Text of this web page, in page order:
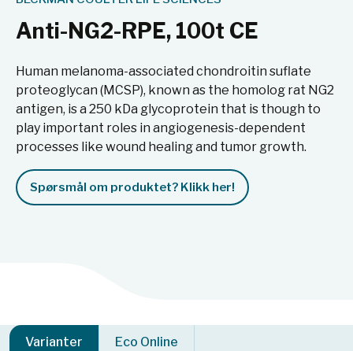
Anti-NG2-RPE, 100t CE
Human melanoma-associated chondroitin suflate
proteoglycan (MCSP), known as the homolog rat NG2
antigen, is a 250 kDa glycoprotein that is though to
play important roles in angiogenesis-dependent
processes like wound healing and tumor growth.
Spørsmål om produktet? Klikk her!
Varianter Eco Online